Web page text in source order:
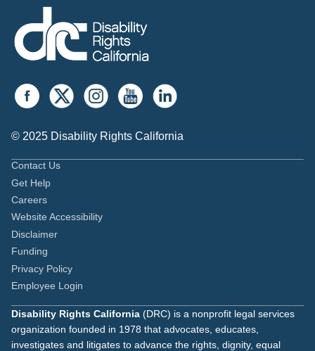
© 2025 Disability Rights California
Contact Us
Get Help
Careers
Website Accessibility
Disclaimer
Funding
Privacy Policy
Employee Login
Disability Rights California (DRC) is a nonprofit legal services
organization founded in 1978 that advocates, educates,
investigates and litigates to advance the rights, dignity, equal